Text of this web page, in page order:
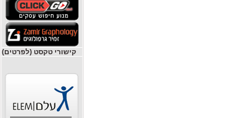
קישורי טקסט (לפרטים)